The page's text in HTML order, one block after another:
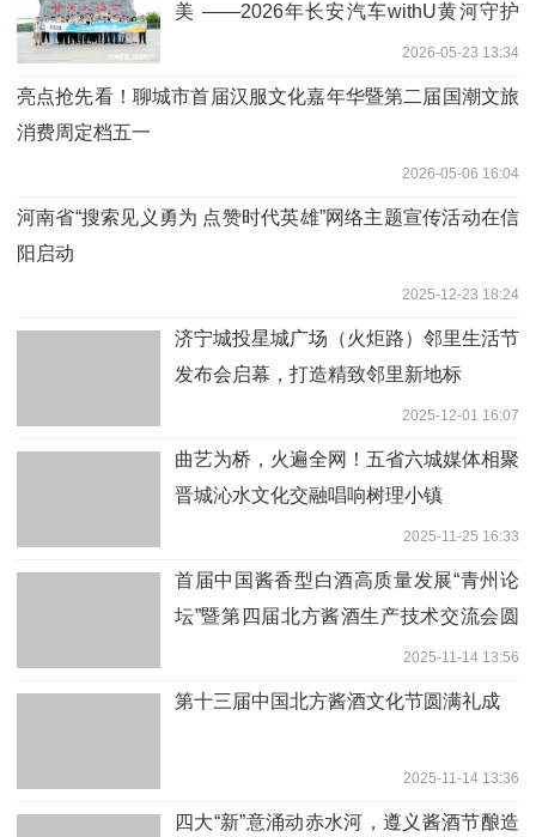
美 ——2026年长安汽车withU黄河守护
2026-05-23 13:34
亮点抢先看！聊城市首届汉服文化嘉年华暨第二届国潮文旅
消费周定档五一
2026-05-06 16:04
河南省“搜索见义勇为 点赞时代英雄”网络主题宣传活动在信
阳启动
2025-12-23 18:24
济宁城投星城广场（火炬路）邻里生活节
发布会启幕，打造精致邻里新地标
2025-12-01 16:07
曲艺为桥，火遍全网！五省六城媒体相聚
晋城沁水文化交融唱响树理小镇
2025-11-25 16:33
首届中国酱香型白酒高质量发展“青州论
坛”暨第四届北方酱酒生产技术交流会圆
2025-11-14 13:56
第十三届中国北方酱酒文化节圆满礼成
2025-11-14 13:36
四大“新”意涌动赤水河，遵义酱酒节酿造